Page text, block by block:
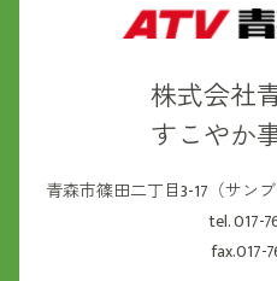
株式会社
すこやか
青森市篠田二丁目3-17（サン
tel. 017-
fax.017-